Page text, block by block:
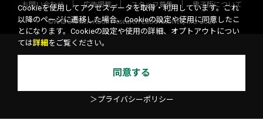
お問い合わせ
広告掲載 スタッフ募集
電子版について
©KADOKAWA ASCII Research Laboratories, Inc. 2026
Cookieを使用してアクセスデータを取得・利用しています。これ
以降のページに遷移した場合、Cookieの設定や使用に同意したこ
とになります。Cookieの設定や使用の詳細、オプトアウトについ
ては詳細 をご覧ください。
同意する
＞プライバシーポリシー